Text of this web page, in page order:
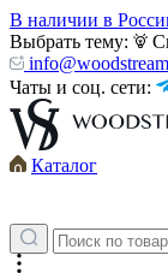
В наличии в
Выбрать тему:
Чаты и соц. сети:
Каталог